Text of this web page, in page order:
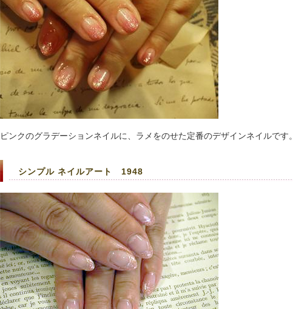
ピンクのグラデーションネイルに、ラメをのせた定番のデザインネイルです。
シンプル ネイルアート 1948